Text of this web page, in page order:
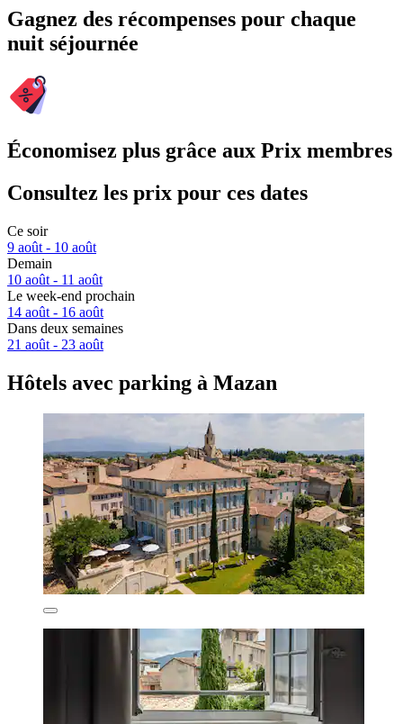
Gagnez des récompenses pour chaque
nuit séjournée
Économisez plus grâce aux Prix membres
Consultez les prix pour ces dates
Ce soir
9 août - 10 août
Demain
10 août - 11 août
Le week-end prochain
14 août - 16 août
Dans deux semaines
21 août - 23 août
Hôtels avec parking à Mazan